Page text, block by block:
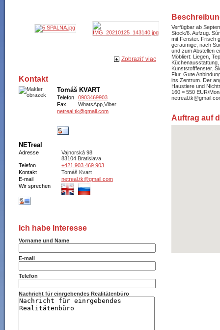
Zobraziť viac
Kontakt
Tomáš KVART
Telefon
0903469903
Fax
WhatsApp,Viber
netreal.tk@gmail.com
NETreal
Adresse
Vajnorská 98
83104 Bratislava
Telefon
+421 903 469 903
Kontakt
Tomáš Kvart
E-mail
netreal.tk@gmail.com
Wir sprechen
Ich habe Interesse
Vorname und Name
E-mail
Telefon
Nachricht für einrgebendes Realitätenbüro
Verfügbar ab
Stock/6. Aufzug.
mit Fenster. Frisch
geräumige, nach
und zum Abstellen
Möbliert: Liegen,
Kunststofffenster.
Flur. Gute
ins Zentrum. Der
Haustiere und
160 = 550 EUR/
Auftrag auf